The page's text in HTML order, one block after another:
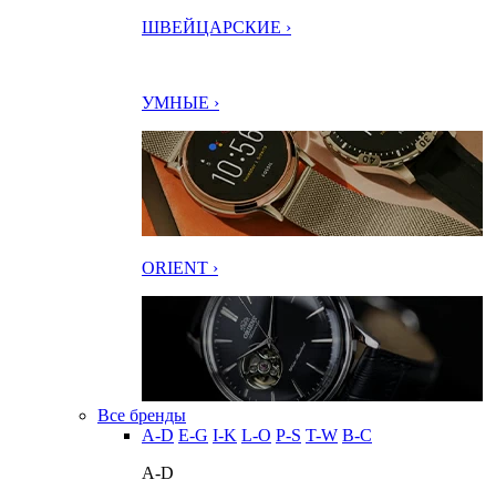
ШВЕЙЦАРСКИЕ ›
УМНЫЕ ›
ORIENT ›
Все бренды
A-D E-G I-K L-O P-S T-W В-С
A-D